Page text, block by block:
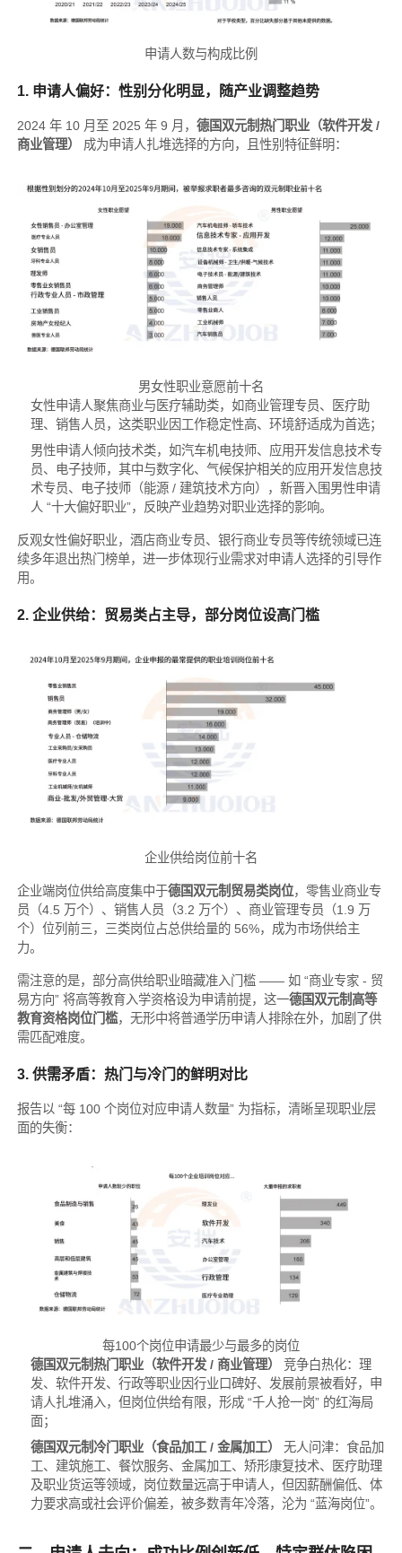
申请人数与构成比例
1. 申请人偏好：性别分化明显，随产业调整趋势
2024 年 10 月至 2025 年 9 月，德国双元制热门职业（软件开发 /
商业管理）
成为申请人扎堆选择的方向，且性别特征鲜明：
男女性职业意愿前十名
女性申请人聚焦商业与医疗辅助类，如商业管理专员、医疗助
理、销售人员，这类职业因工作稳定性高、环境舒适成为首选；
男性申请人倾向技术类，如汽车机电技师、应用开发信息技术专
员、电子技师，其中与数字化、气候保护相关的应用开发信息技
术专员、电子技师（能源 / 建筑技术方向），新晋入围男性申请
人 “十大偏好职业”，反映产业趋势对职业选择的影响。
反观女性偏好职业，酒店商业专员、银行商业专员等传统领域已连
续多年退出热门榜单，进一步体现行业需求对申请人选择的引导作
用。
2. 企业供给：贸易类占主导，部分岗位设高门槛
企业供给岗位前十名
企业端岗位供给高度集中于德国双元制贸易类岗位，零售业商业专
员（4.5 万个）、销售人员（3.2 万个）、商业管理专员（1.9 万
个）位列前三，三类岗位占总供给量的 56%，成为市场供给主
力。
需注意的是，部分高供给职业暗藏准入门槛 —— 如 “商业专家 - 贸
易方向” 将高等教育入学资格设为申请前提，这一德国双元制高等
教育资格岗位门槛，无形中将普通学历申请人排除在外，加剧了供
需匹配难度。
3. 供需矛盾：热门与冷门的鲜明对比
报告以 “每 100 个岗位对应申请人数量” 为指标，清晰呈现职业层
面的失衡：
每100个岗位申请最少与最多的岗位
德国双元制热门职业（软件开发 / 商业管理）
竞争白热化：理
发、软件开发、行政等职业因行业口碑好、发展前景被看好，申
请人扎堆涌入，但岗位供给有限，形成 “千人抢一岗” 的红海局
面；
德国双元制冷门职业（食品加工 / 金属加工）
无人问津：食品加
工、建筑施工、餐饮服务、金属加工、矫形康复技术、医疗助理
及职业货运等领域，岗位数量远高于申请人，但因薪酬偏低、体
力要求高或社会评价偏差，被多数青年冷落，沦为 “蓝海岗位”。